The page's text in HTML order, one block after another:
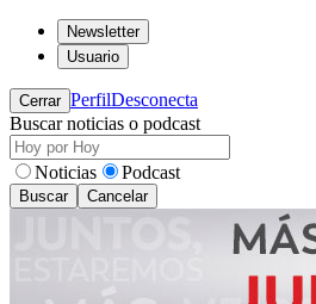
Newsletter
Usuario
Cerrar PerfilDesconecta
Buscar noticias o podcast
Noticias Podcast
Buscar Cancelar